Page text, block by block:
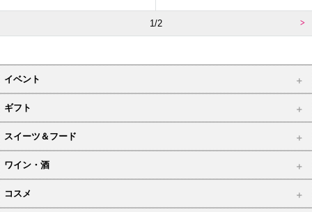
1/2
イベント
ギフト
スイーツ＆フード
ワイン・酒
コスメ